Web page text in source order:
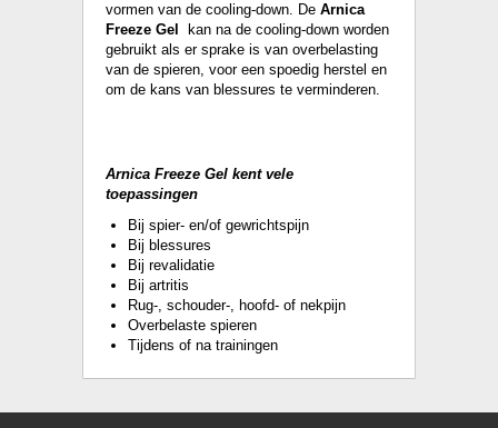
vormen van de cooling-down. De Arnica
Freeze Gel
kan na de cooling-down worden
gebruikt als er sprake is van overbelasting
van de spieren, voor een spoedig herstel en
om de kans van blessures te verminderen.
Arnica Freeze Gel kent vele
toepassingen
Bij spier- en/of gewrichtspijn
Bij blessures
Bij revalidatie
Bij artritis
Rug-, schouder-, hoofd- of nekpijn
Overbelaste spieren
Tijdens of na trainingen